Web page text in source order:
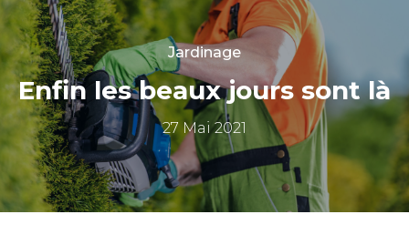
Jardinage
Enfin les beaux jours sont là
27 Mai 2021